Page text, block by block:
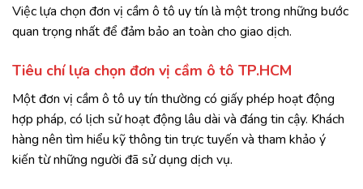
Việc lựa chọn đơn vị cầm ô tô uy tín là một trong những bước
quan trọng nhất để đảm bảo an toàn cho giao dịch.
Tiêu chí lựa chọn đơn vị cầm ô tô TP.HCM
Một đơn vị cầm ô tô uy tín thường có giấy phép hoạt động
hợp pháp, có lịch sử hoạt động lâu dài và đáng tin cậy. Khách
hàng nên tìm hiểu kỹ thông tin trực tuyến và tham khảo ý
kiến từ những người đã sử dụng dịch vụ.